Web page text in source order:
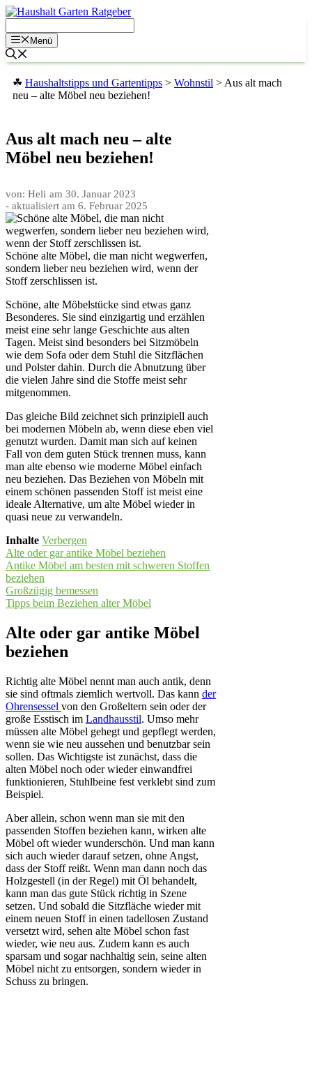
Zum
springenMenü
☘ Haushaltstipps und Gartentipps > Wohnstil > Aus alt mach
neu – alte Möbel neu beziehen!
Aus alt mach neu – alte
Möbel neu beziehen!
von: Heli am 30. Januar 2023
- aktualisiert am 6. Februar 2025
Schöne alte Möbel, die man nicht wegwerfen,
sondern lieber neu beziehen wird, wenn der
Stoff zerschlissen ist.
Schöne, alte Möbelstücke sind etwas ganz
Besonderes. Sie sind einzigartig und erzählen
meist eine sehr lange Geschichte aus alten
Tagen. Meist sind besonders bei Sitzmöbeln
wie dem Sofa oder dem Stuhl die Sitzflächen
und Polster dahin. Durch die Abnutzung über
die vielen Jahre sind die Stoffe meist sehr
mitgenommen.
Das gleiche Bild zeichnet sich prinzipiell auch
bei modernen Möbeln ab, wenn diese eben viel
genutzt wurden. Damit man sich auf keinen
Fall von dem guten Stück trennen muss, kann
man alte ebenso wie moderne Möbel einfach
neu beziehen. Das Beziehen von Möbeln mit
einem schönen passenden Stoff ist meist eine
ideale Alternative, um alte Möbel wieder in
quasi neue zu verwandeln.
Inhalte Verbergen
Alte oder gar antike Möbel beziehen
Antike Möbel am besten mit schweren Stoffen
beziehen
Großzügig bemessen
Tipps beim Beziehen alter Möbel
Alte oder gar antike Möbel
beziehen
Richtig alte Möbel nennt man auch antik, denn
sie sind oftmals ziemlich wertvoll. Das kann der
Ohrensessel von den Großeltern sein oder der
große Esstisch im Landhausstil. Umso mehr
müssen alte Möbel gehegt und gepflegt werden,
wenn sie wie neu aussehen und benutzbar sein
sollen. Das Wichtigste ist zunächst, dass die
alten Möbel noch oder wieder einwandfrei
funktionieren, Stuhlbeine fest verklebt sind zum
Beispiel.
Aber allein, schon wenn man sie mit den
passenden Stoffen beziehen kann, wirken alte
Möbel oft wieder wunderschön. Und man kann
sich auch wieder darauf setzen, ohne Angst,
dass der Stoff reißt. Wenn man dann noch das
Holzgestell (in der Regel) mit Öl behandelt,
kann man das gute Stück richtig in Szene
setzen. Und sobald die Sitzfläche wieder mit
einem neuen Stoff in einen tadellosen Zustand
versetzt wird, sehen alte Möbel schon fast
wieder, wie neu aus. Zudem kann es auch
sparsam und sogar nachhaltig sein, seine alten
Möbel nicht zu entsorgen, sondern wieder in
Schuss zu bringen.